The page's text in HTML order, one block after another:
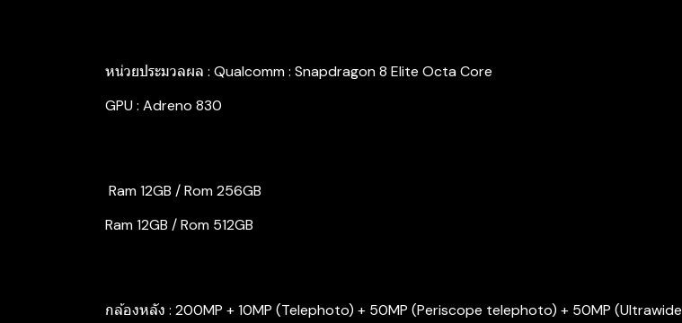
หน่วยประมวลผล : Qualcomm : Snapdragon 8 Elite Octa Core
GPU : Adreno 830
️ Ram 12GB / Rom 256GB
Ram 12GB / Rom 512GB
กล้องหลัง : 200MP + 10MP (Telephoto) + 50MP (Periscope telephoto) + 50MP